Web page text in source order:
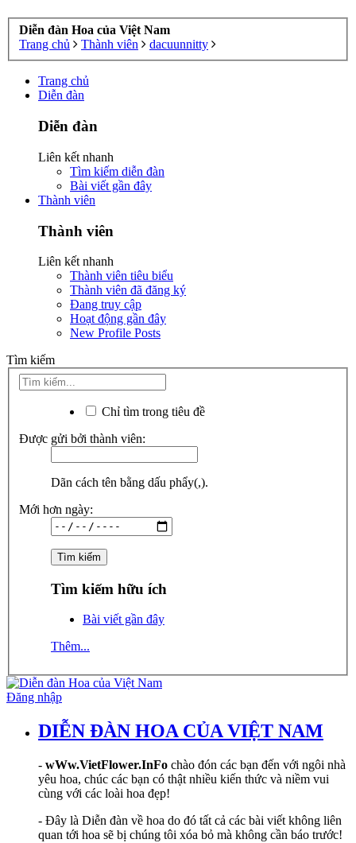
Diễn đàn Hoa của Việt Nam
Trang chủ
Thành viên dacuunnitty
Trang chủ
Diễn đàn
Diễn đàn
Liên kết nhanh
Tìm kiếm diễn đàn
Bài viết gần đây
Thành viên
Thành viên
Liên kết nhanh
Thành viên tiêu biểu
Thành viên đã đăng ký
Đang truy cập
Hoạt động gần đây
New Profile Posts
Tìm kiếm
Chỉ tìm trong tiêu đề
Được gửi bởi thành viên:
Dãn cách tên bằng dấu phẩy(,).
Mới hơn ngày:
Tìm kiếm hữu ích
Bài viết gần đây
Thêm...
Đăng nhập
DIỄN ĐÀN HOA CỦA VIỆT NAM
- wWw.VietFlower.InFo chào đón các bạn đến với ngôi nhà
yêu hoa, chúc các bạn có thật nhiều kiến thức và niềm vui
cùng với các loài hoa đẹp!
- Đây là Diễn đàn về hoa do đó tất cả các bài viết không liên
quan tới hoa sẽ bị chúng tôi xóa bỏ mà không cần báo trước!